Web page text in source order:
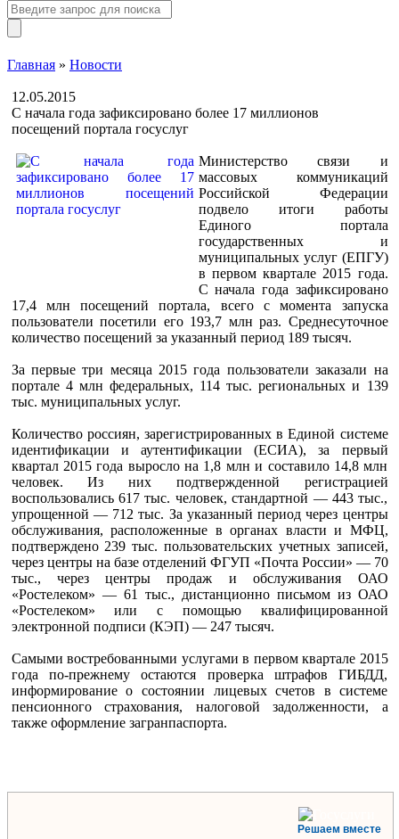
Главная » Новости
12.05.2015
С начала года зафиксировано более 17 миллионов
посещений портала госуслуг
Министерство связи и
массовых коммуникаций
Российской Федерации
подвело итоги работы
Единого портала
государственных и
муниципальных услуг (ЕПГУ)
в первом квартале 2015 года.
С начала года зафиксировано
17,4 млн посещений портала, всего с момента запуска
пользователи посетили его 193,7 млн раз. Среднесуточное
количество посещений за указанный период 189 тысяч.
За первые три месяца 2015 года пользователи заказали на
портале 4 млн федеральных, 114 тыс. региональных и 139
тыс. муниципальных услуг.
Количество россиян, зарегистрированных в Единой системе
идентификации и аутентификации (ЕСИА), за первый
квартал 2015 года выросло на 1,8 млн и составило 14,8 млн
человек. Из них подтвержденной регистрацией
воспользовались 617 тыс. человек, стандартной — 443 тыс.,
упрощенной — 712 тыс. За указанный период через центры
обслуживания, расположенные в органах власти и МФЦ,
подтверждено 239 тыс. пользовательских учетных записей,
через центры на базе отделений ФГУП «Почта России» — 70
тыс., через центры продаж и обслуживания ОАО
«Ростелеком» — 61 тыс., дистанционно письмом из ОАО
«Ростелеком» или с помощью квалифицированной
электронной подписи (КЭП) — 247 тысяч.
Самыми востребованными услугами в первом квартале 2015
года по-прежнему остаются проверка штрафов ГИБДД,
информирование о состоянии лицевых счетов в системе
пенсионного страхования, налоговой задолженности, а
также оформление загранпаспорта.
Решаем вместе